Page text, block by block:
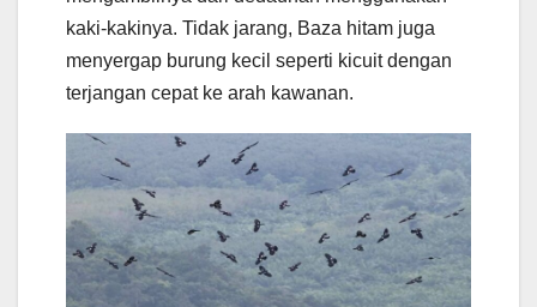
kaki-kakinya. Tidak jarang, Baza hitam juga
menyergap burung kecil seperti kicuit dengan
terjangan cepat ke arah kawanan.